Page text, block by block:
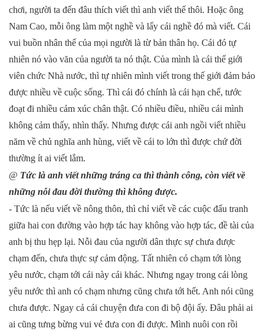
chơi, người ta đến đâu thích viết thì anh viết thế thôi. Hoặc ông
Nam Cao, mỗi ông làm một nghề và lấy cái nghề đó mà viết. Cái
vui buồn nhân thế của mọi người là từ bản thân họ. Cái đó tự
nhiên nó vào văn của người ta nó thật. Của mình là cái thế giới
viên chức Nhà nước, thì tự nhiên mình viết trong thế giới đảm bảo
được nhiều về cuộc sống. Thì cái đó chính là cái hạn chế, tước
đoạt đi nhiều cảm xúc chân thật. Có nhiều điều, nhiều cái mình
không cảm thấy, nhìn thấy. Nhưng được cái anh ngồi viết nhiều
năm về chủ nghĩa anh hùng, viết về cái to lớn thì được chứ đời
thường ít ai viết lắm.
@ Tức là anh viết những tráng ca thì thành công, còn viết về
những nỗi đau đời thường thì không được.
- Tức là nếu viết về nông thôn, thì chỉ viết về các cuộc đấu tranh
giữa hai con đường vào hợp tác hay không vào hợp tác, đề tài của
anh bị thu hẹp lại. Nỗi đau của người dân thực sự chưa được
chạm đến, chưa thực sự cảm động. Tất nhiên có chạm tới lòng
yêu nước, chạm tới cái này cái khác. Nhưng ngay trong cái lòng
yêu nước thì anh có chạm nhưng cũng chưa tới hết. Anh nói cũng
chưa được. Ngay cả cái chuyện đưa con đi bộ đội ấy. Đâu phải ai
ai cũng tưng bừng vui vẻ đưa con đi được. Mình nuôi con rồi